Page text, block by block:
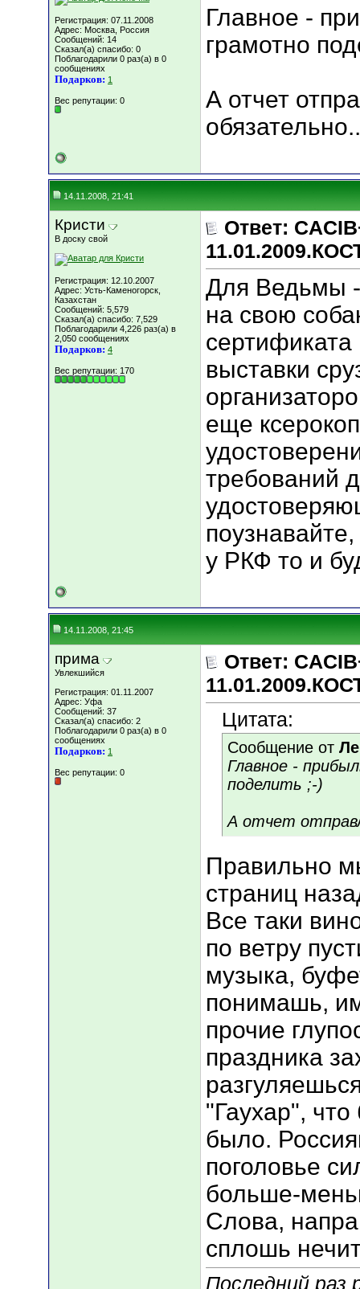
Регистрация: 07.11.2008
Адрес: Москва, Россия
Сообщений: 14
Сказал(а) спасибо: 0
Поблагодарили 0 раз(а) в 0
сообщениях
Подарков: 1
Вес репутации: 0
Главное -
грамотно
А отчет
14.11.2008, 21:41
Кристи
В доску свой
Регистрация: 12.10.2007
Адрес: Усть-Каменогорск,
Казахстан
Сообщений: 5,579
Сказал(а) спасибо: 7,529
Поблагодарили 4,226 раз(а) в
2,050 сообщениях
Подарков: 4
Вес репутации: 170
Ответ:
Для Ведьмы
на свою
выставки
еще
требований
у РКФ то и
14.11.2008, 21:45
прима
Увлекшийся
Регистрация: 01.11.2007
Адрес: Уфа
Сообщений: 37
Сказал(а) спасибо: 2
Поблагодарили 0 раз(а) в 0
сообщениях
Подарков: 1
Вес репутации: 0
Ответ:
Цитата:
Сообщение от
Главное -
поделить ;-)
А отчет
Правильно
страниц
Все таки
по ветру
музыка,
понимашь,
прочие
праздника
"Гаухар",
было.
поголовье
больше-
Слова,
сплошь
Последний раз